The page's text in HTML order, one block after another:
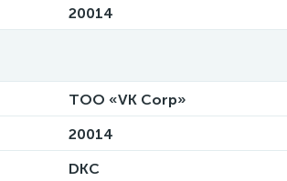
20014
ТОО «VK Corp»
20014
DKC